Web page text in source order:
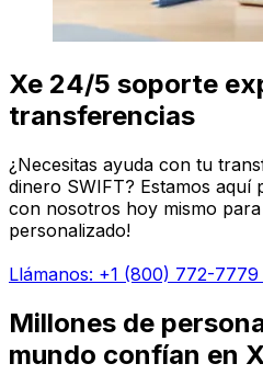
Xe 24/5 soporte
transferencias
¿Necesitas ayuda con tu
dinero SWIFT? Estamos aquí
con nosotros hoy mismo
personalizado!
Llámanos: +1 (800) 772-7779
Millones de
mundo confían en